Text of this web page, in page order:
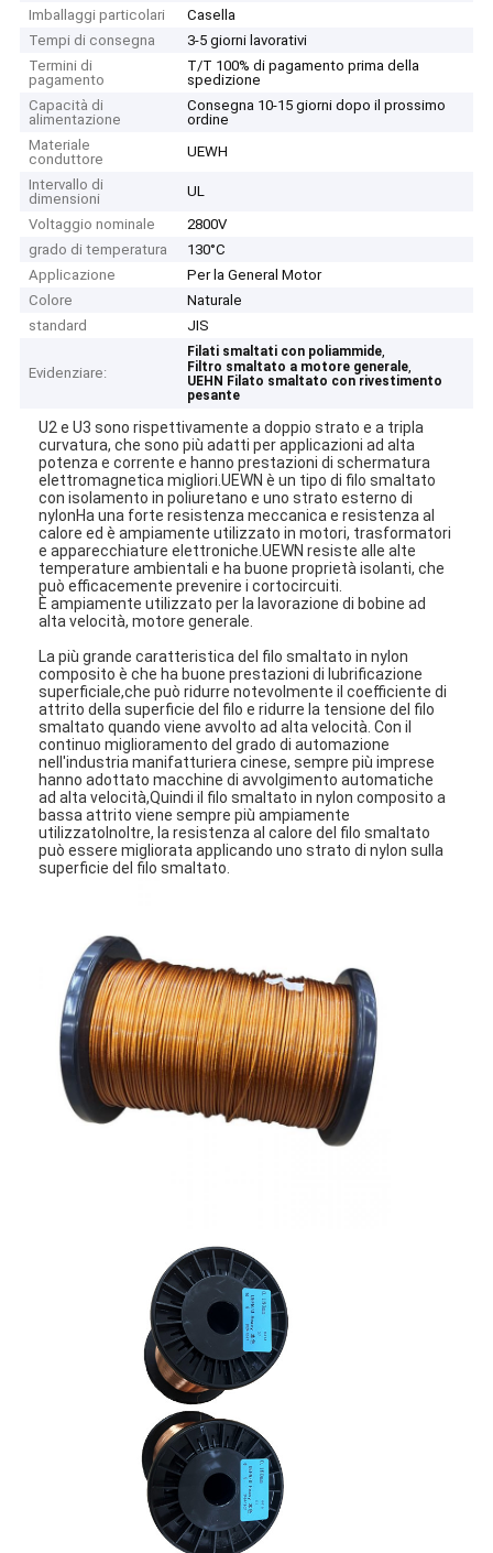
Spettacolo VR
Imballaggi particolari
Casella
Tempi di consegna
3-5 giorni lavorativi
Termini di
pagamento
T/T 100% di pagamento prima della
spedizione
Capacità di
alimentazione
Consegna 10-15 giorni dopo il prossimo
ordine
Materiale
conduttore
UEWH
Intervallo di
dimensioni
UL
Voltaggio nominale
2800V
grado di temperatura
130°C
Applicazione
Per la General Motor
Colore
Naturale
standard
JIS
Evidenziare:
Filati smaltati con poliammide,
Filtro smaltato a motore generale,
UEHN Filato smaltato con rivestimento
pesante
U2 e U3 sono rispettivamente a doppio strato e a tripla
curvatura, che sono più adatti per applicazioni ad alta
potenza e corrente e hanno prestazioni di schermatura
elettromagnetica migliori.UEWN è un tipo di filo smaltato
con isolamento in poliuretano e uno strato esterno di
nylonHa una forte resistenza meccanica e resistenza al
calore ed è ampiamente utilizzato in motori, trasformatori
e apparecchiature elettroniche.UEWN resiste alle alte
temperature ambientali e ha buone proprietà isolanti, che
può efficacemente prevenire i cortocircuiti.
È ampiamente utilizzato per la lavorazione di bobine ad
alta velocità, motore generale.
La più grande caratteristica del filo smaltato in nylon
composito è che ha buone prestazioni di lubrificazione
superficiale,che può ridurre notevolmente il coefficiente di
attrito della superficie del filo e ridurre la tensione del filo
smaltato quando viene avvolto ad alta velocità. Con il
continuo miglioramento del grado di automazione
nell'industria manifatturiera cinese, sempre più imprese
hanno adottato macchine di avvolgimento automatiche
ad alta velocità,Quindi il filo smaltato in nylon composito a
bassa attrito viene sempre più ampiamente
utilizzatoInoltre, la resistenza al calore del filo smaltato
può essere migliorata applicando uno strato di nylon sulla
superficie del filo smaltato.